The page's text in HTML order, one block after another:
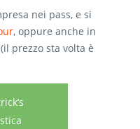
nei pass, e si
, oppure anche in
(il prezzo sta volta è